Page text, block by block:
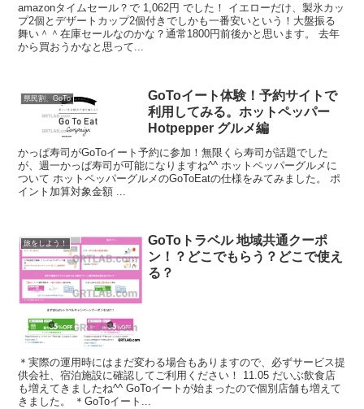
amazonタイムセール？で 1,062円 でした！ イエローだけ、製氷カッ
プ2個とデザートカップ2個付きでしかも一番安いという！大盤振る
舞い＾＾在庫セールなのかな？通常1800円前後かと思います。 去年
から買おうかなと思って...
県民割、GoTo
GoToイート体験！予約サイトで
利用してみる。ホットペッパー
Hotpepper グルメ編
かっぱ寿司がGoToイート予約に参加！無限くら寿司が話題でした
が、週一かっぱ寿司が可能になりますね^^ ホットペッパーグルメに
ついて ホットペッパーグルメのGoToEatの仕様をみてみました。 ポ
イント加算対象金額 ...
旅をしよう！
GoToトラベル 地域共通クーポ
ン！？どこでもらう？どこで使え
る？
＊実際の運用時にはまだ変わる場合もありますので、必ずサービス提
供会社、宿泊施設に確認してご利用ください！ 11.05 だいぶ飲食店
も増えてきましたね^^ GoToイートが始まったので個別店舗も増えて
きました。 ＊GoToイート...